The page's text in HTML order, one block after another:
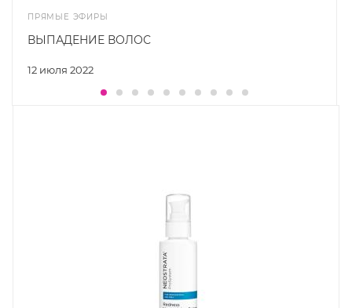
ПРЯМЫЕ ЭФИРЫ
12 июля 2022
ВЫПАДЕНИЕ ВОЛОС